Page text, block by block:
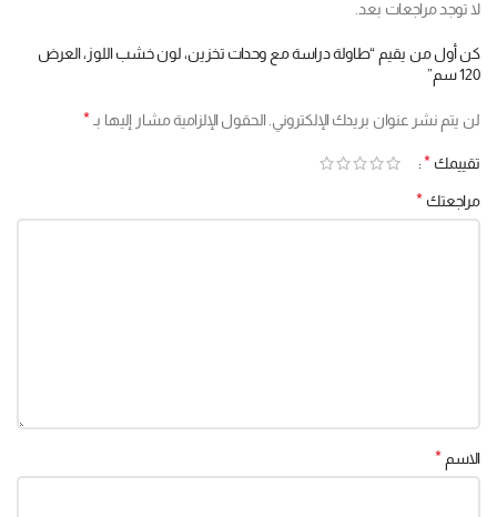
لا توجد مراجعات بعد.
كن أول من يقيم “طاولة دراسة مع وحدات تخزين، لون خشب اللوز، العرض
120 سم”
لن يتم نشر عنوان بريدك الإلكتروني. الحقول الإلزامية مشار إليها بـ *
تقييمك *
مراجعتك *
الاسم *